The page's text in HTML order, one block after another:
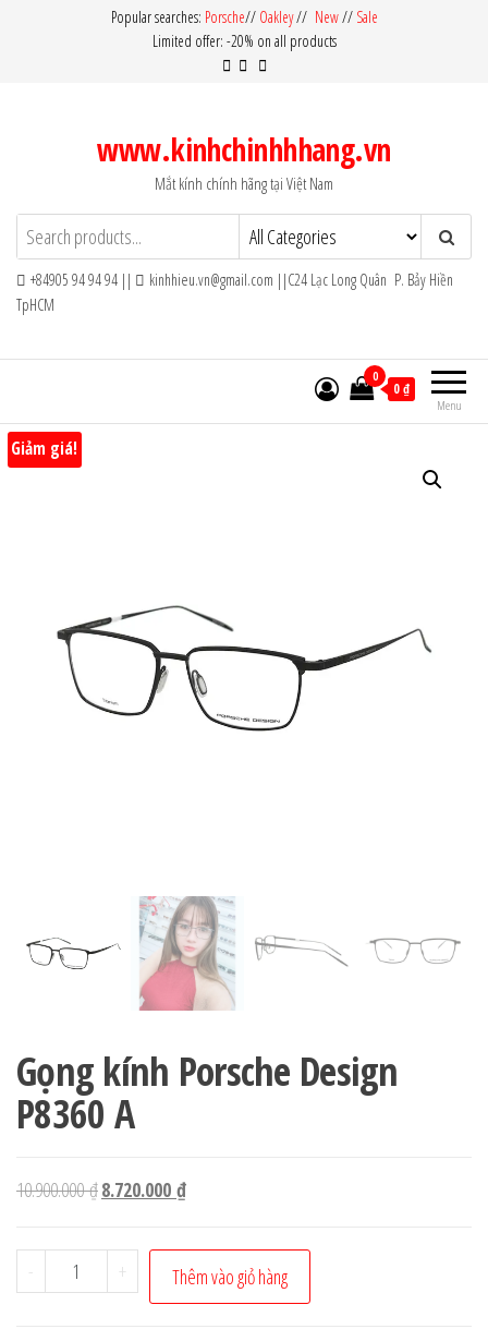
Popular searches: Porsche// Oakley// New// Sale
Limited offer: -20% on all products
www.kinhchinhhhang.vn
Mắt kính chính hãng tại Việt Nam
+84905 94 94 94 ||
kinhhieu.vn@gmail.com ||C24 Lạc Long Quân P. Bảy Hiền
TpHCM
Menu
0
0 ₫
Giảm giá!
Gọng kính Porsche Design
P8360 A
10.900.000₫Giá
là:
10.900.000 ₫.
8.720.000 ₫Giá
tại
là:
8.720.000 ₫.
-
Gọng
kính
+ Thêm vào giỏ hàng